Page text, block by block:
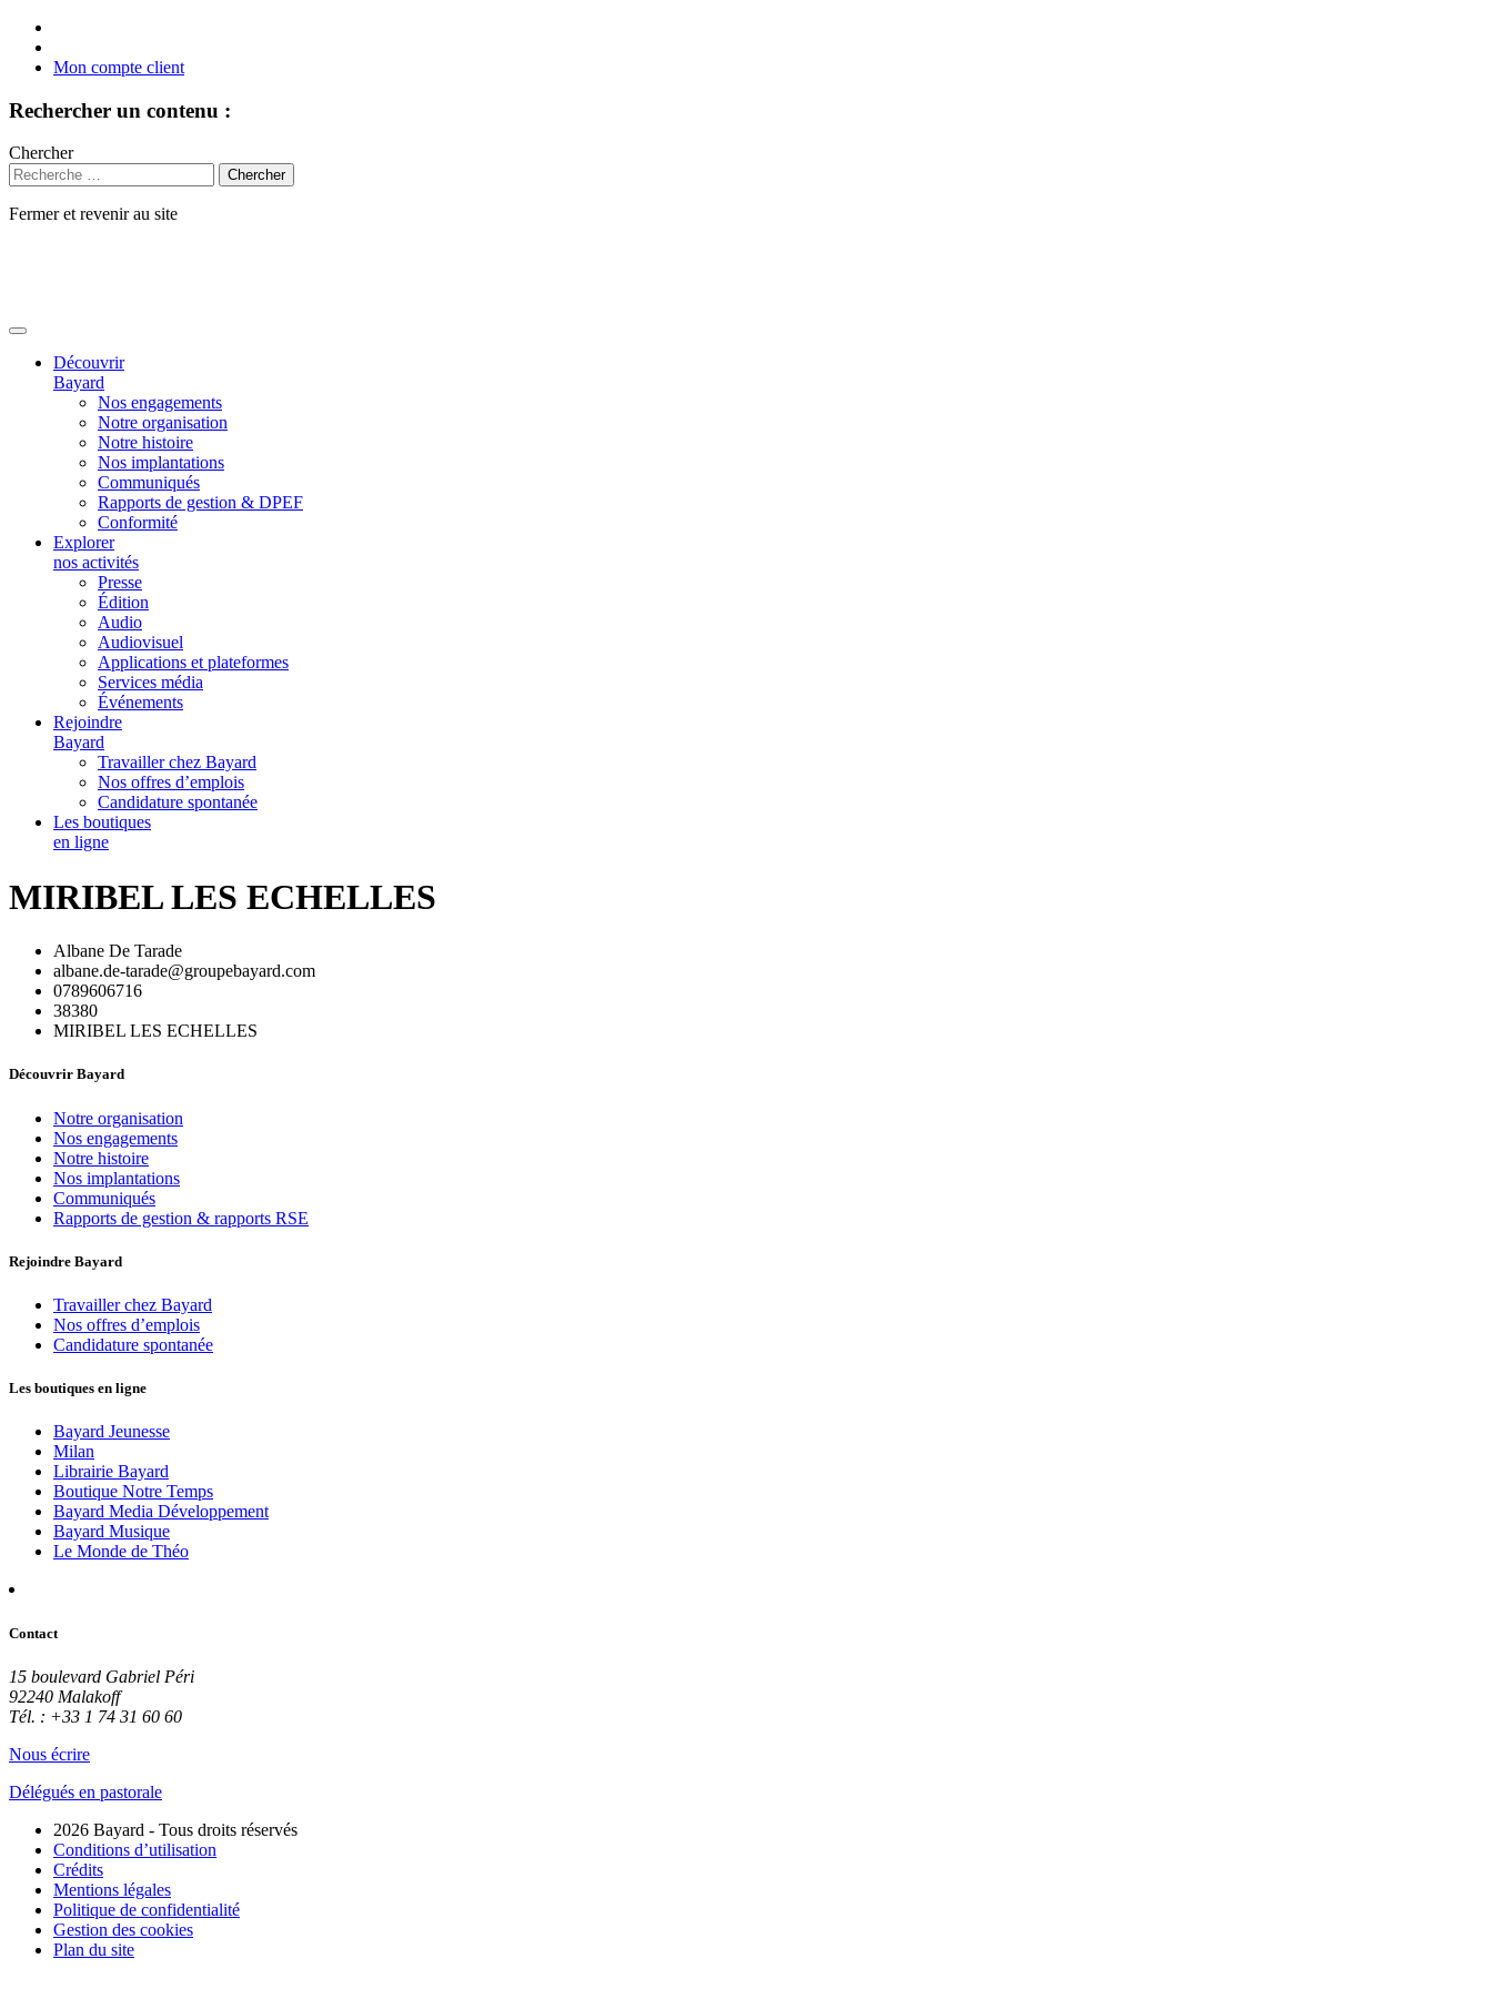
Mon compte client
Rechercher un contenu :
Chercher
Fermer et revenir au site
Découvrir
Bayard
Nos engagements
Notre organisation
Notre histoire
Nos implantations
Communiqués
Rapports de gestion & DPEF
Conformité
Explorer
nos activités
Presse
Édition
Audio
Audiovisuel
Applications et plateformes
Services média
Événements
Rejoindre
Bayard
Travailler chez Bayard
Nos offres d’emplois
Candidature spontanée
Les boutiques
en ligne
MIRIBEL LES ECHELLES
Albane De Tarade
albane.de-tarade@groupebayard.com
0789606716
38380
MIRIBEL LES ECHELLES
Découvrir Bayard
Notre organisation
Nos engagements
Notre histoire
Nos implantations
Communiqués
Rapports de gestion & rapports RSE
Rejoindre Bayard
Travailler chez Bayard
Nos offres d’emplois
Candidature spontanée
Les boutiques en ligne
Bayard Jeunesse
Milan
Librairie Bayard
Boutique Notre Temps
Bayard Media Développement
Bayard Musique
Le Monde de Théo
Contact
15 boulevard Gabriel Péri
92240 Malakoff
Tél. : +33 1 74 31 60 60
Nous écrire
Délégués en pastorale
2026 Bayard - Tous droits réservés
Conditions d’utilisation
Crédits
Mentions légales
Politique de confidentialité
Gestion des cookies
Plan du site